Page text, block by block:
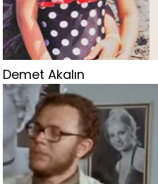
Demet Akalın